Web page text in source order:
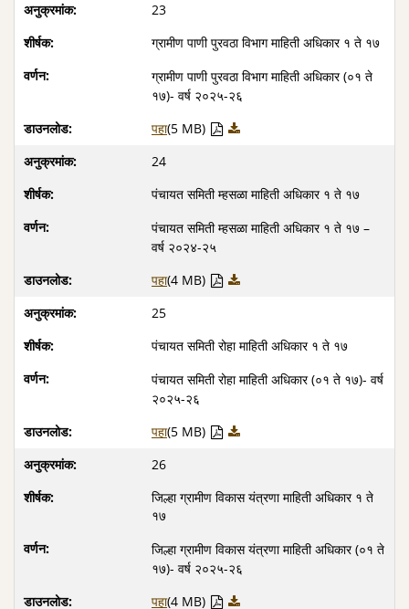
23
ग्रामीण पाणी पुरवठा विभाग माहिती अधिकार १ ते १७
ग्रामीण पाणी पुरवठा विभाग माहिती अधिकार (०१ ते
१७)- वर्ष २०२५-२६
पहा(5 MB)
24
पंचायत समिती म्हसळा माहिती अधिकार १ ते १७
पंचायत समिती म्हसळा माहिती अधिकार १ ते १७ –
वर्ष २०२४-२५
पहा(4 MB)
25
पंचायत समिती रोहा माहिती अधिकार १ ते १७
पंचायत समिती रोहा माहिती अधिकार (०१ ते १७)- वर्ष
२०२५-२६
पहा(5 MB)
26
जिल्हा ग्रामीण विकास यंत्रणा माहिती अधिकार १ ते
१७
जिल्हा ग्रामीण विकास यंत्रणा माहिती अधिकार (०१ ते
१७)- वर्ष २०२५-२६
पहा(4 MB)